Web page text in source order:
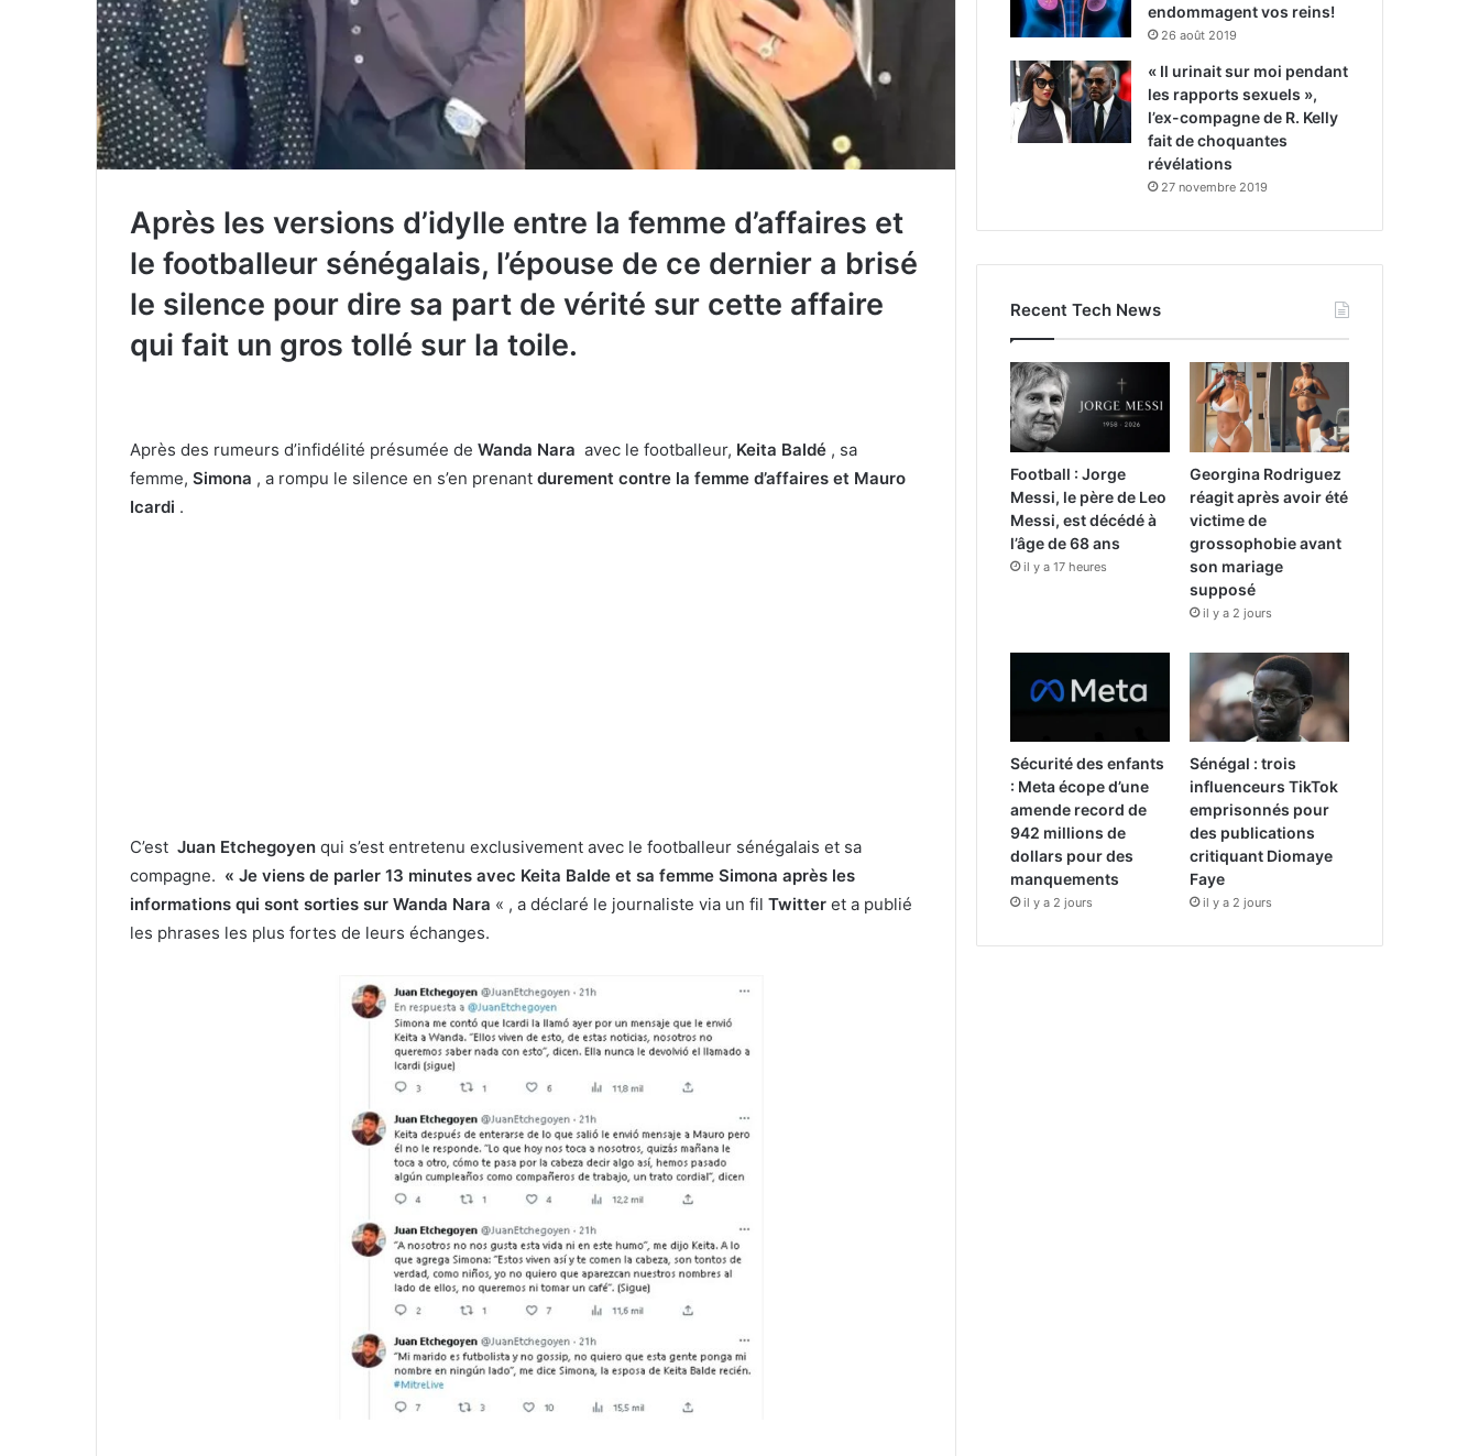
Après les versions d’idylle entre la femme d’affaires et
le footballeur sénégalais, l’épouse de ce dernier a brisé
le silence pour dire sa part de vérité sur cette affaire
qui fait un gros tollé sur la toile.
Après des rumeurs d’infidélité présumée de Wanda Nara avec le footballeur, Keita Baldé , sa
femme, Simona , a rompu le silence en s’en prenant durement contre la femme d’affaires et Mauro
Icardi .
C’est Juan Etchegoyen qui s’est entretenu exclusivement avec le footballeur sénégalais et sa
compagne. « Je viens de parler 13 minutes avec Keita Balde et sa femme Simona après les
informations qui sont sorties sur Wanda Nara « , a déclaré le journaliste via un fil Twitter et a publié
les phrases les plus fortes de leurs échanges.
endommagent vos reins!
26 août 2019
« Il urinait sur moi pendant
les rapports sexuels »,
l’ex-compagne de R. Kelly
fait de choquantes
révélations
27 novembre 2019
Recent Tech News
Football : Jorge
Messi, le père de Leo
Messi, est décédé à
l’âge de 68 ans
il y a 17 heures
Georgina Rodriguez
réagit après avoir été
victime de
grossophobie avant
son mariage
supposé
il y a 2 jours
Sécurité des enfants
: Meta écope d’une
amende record de
942 millions de
dollars pour des
manquements
il y a 2 jours
Sénégal : trois
influenceurs TikTok
emprisonnés pour
des publications
critiquant Diomaye
Faye
il y a 2 jours